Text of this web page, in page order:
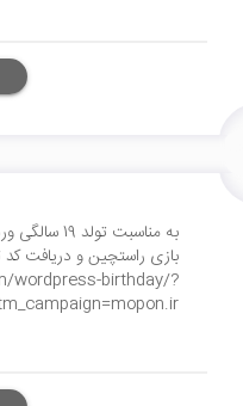
به
wordpress-birthday/?